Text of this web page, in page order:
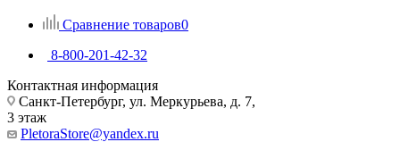
Сравнение товаров0
8-800-201-42-32
Контактная информация
Санкт-Петербург, ул. Меркурьева, д. 7,
3 этаж
PletoraStore@yandex.ru